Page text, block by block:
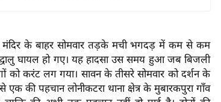
मंदिर के बाहर सोमवार तड़के मची भगदड़ में कम से कम
घायल हो गए। यह हादसा उस समय हुआ जब बिजली
को करंट लग गया। सावन के तीसरे सोमवार को दर्शन के
एक की पहचान लोनीकटरा थाना क्षेत्र के मुबारकपुरा गाँव